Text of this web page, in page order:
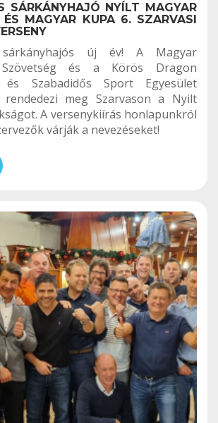
SÁRKÁNYHAJÓ NYÍLT MAGYAR
ÉS MAGYAR KUPA 6. SZARVASI
új év! A Magyar
Szövetség és a Körös Dragon
és Szabadidős Sport Egyesület
rendedezi meg Szarvason a Nyilt
A versenykiírás honlapunkról
várják a nevezéseket!